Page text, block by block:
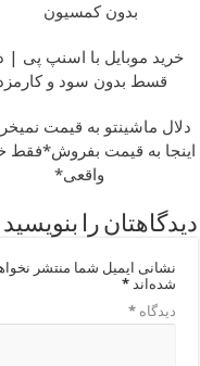
بدون کمسیون
قسط بدون سود و
دلال ماشینتو به قیمت
اینجا به قیمت بفروش*فقط
واقعی*
دیدگاهتان را بنویسید
نشانی ایمیل شما منتشر
شده‌اند*
دیدگاه*